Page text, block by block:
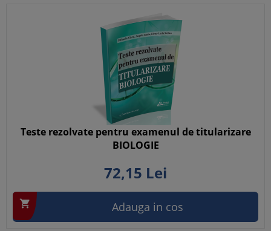
Teste rezolvate pentru examenul de titularizare
BIOLOGIE
72,15 Lei
 Adauga in cos